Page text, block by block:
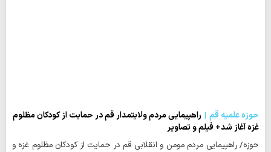
حوزه علمیه قم
راهپیمایی مردم ولایتمدار قم در حمایت از کودکان مظلوم
غزه آغاز شد+ فیلم و تصاویر
حوزه/ راهپیمایی مردم مومن و انقلابی قم در حمایت از کودکان مظلوم غزه و